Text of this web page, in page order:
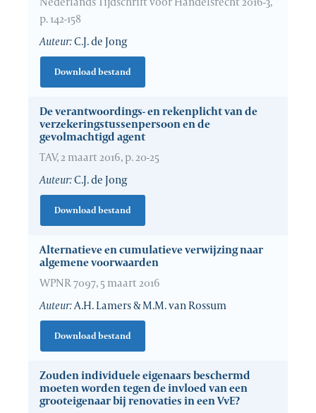
p. 142-158
Auteur:C.J. de Jong
Download bestand
De verantwoordings- en rekenplicht van de
verzekeringstussenpersoon en de
gevolmachtigd agent
TAV, 2 maart 2016, p. 20-25
Auteur:C.J. de Jong
Download bestand
Alternatieve en cumulatieve verwijzing naar
algemene voorwaarden
WPNR 7097, 5 maart 2016
Auteur:A.H. Lamers & M.M. van Rossum
Download bestand
Zouden individuele eigenaars beschermd
moeten worden tegen de invloed van een
grooteigenaar bij renovaties in een VvE?